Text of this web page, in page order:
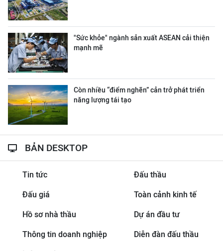
"Sức khỏe" ngành sản xuất ASEAN cải thiện
mạnh mẽ
Còn nhiều “điểm nghẽn” cản trở phát triển
năng lượng tái tạo
BẢN DESKTOP
Tin tức Đấu thầu
Đấu giá Toàn cảnh kinh tế
Hồ sơ nhà thầu Dự án đầu tư
Thông tin doanh nghiệp Diễn đàn đấu thầu